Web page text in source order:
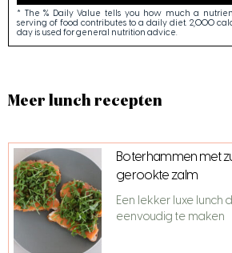
* The % Daily Value tells you how much a
serving of food contributes to a daily diet. 2,000
day is used for general nutrition advice.
Meer lunch recepten
Boterhammen met
gerookte zalm
Een lekker luxe lunch
eenvoudig te maken